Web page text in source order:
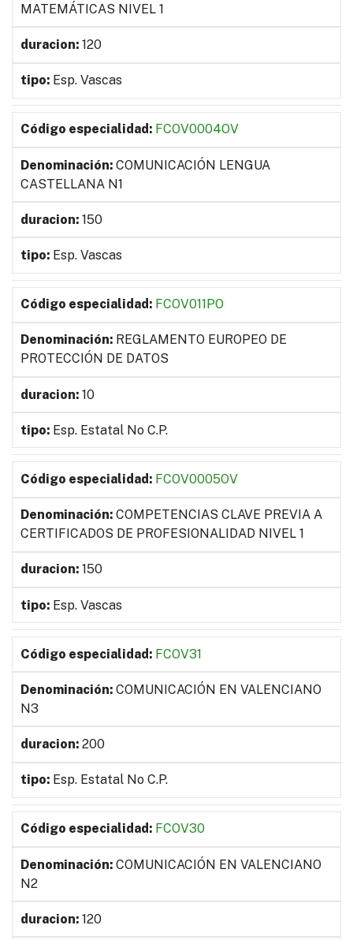
MATEMÁTICAS NIVEL 1
120
Esp. Vascas
FCOV0004OV
COMUNICACIÓN LENGUA
CASTELLANA N1
150
Esp. Vascas
FCOV011PO
REGLAMENTO EUROPEO DE
PROTECCIÓN DE DATOS
10
Esp. Estatal No C.P.
FCOV0005OV
COMPETENCIAS CLAVE PREVIA A
CERTIFICADOS DE PROFESIONALIDAD NIVEL 1
150
Esp. Vascas
FCOV31
COMUNICACIÓN EN VALENCIANO
N3
200
Esp. Estatal No C.P.
FCOV30
COMUNICACIÓN EN VALENCIANO
N2
120